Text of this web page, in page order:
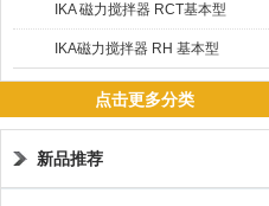
IKA 磁力搅拌器 RCT基本型
IKA磁力搅拌器 RH 基本型
点击更多分类
新品推荐